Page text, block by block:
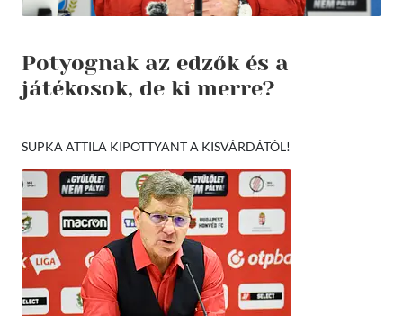
Potyognak az edzők és a
játékosok, de ki merre?
SUPKA ATTILA KIPOTTYANT A KISVÁRDÁTÓL!